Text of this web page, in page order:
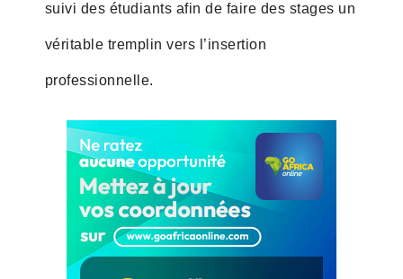
suivi des étudiants afin de faire des stages un
véritable tremplin vers l’insertion
professionnelle.